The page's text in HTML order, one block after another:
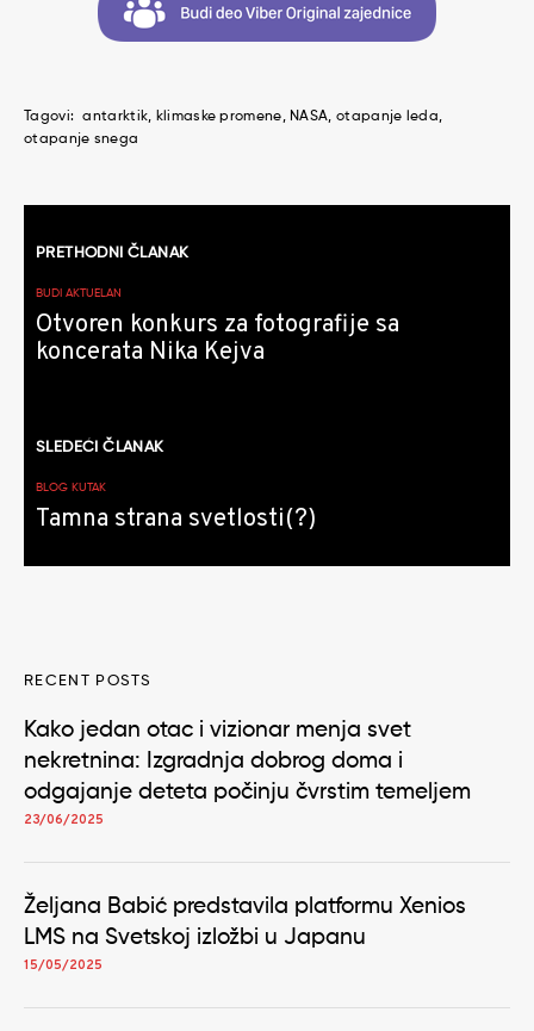
Tagovi: antarktik klimaske promene NASA otapanje leda
otapanje snega
članaka
PRETHODNI ČLANAK
BUDI AKTUELAN
Otvoren konkurs za fotografije sa
koncerata Nika Kejva
SLEDEĆI ČLANAK
BLOG KUTAK
Tamna strana svetlosti(?)
RECENT POSTS
Kako jedan otac i vizionar menja svet
nekretnina: Izgradnja dobrog doma i
odgajanje deteta počinju čvrstim temeljem
23/06/2025
Željana Babić predstavila platformu Xenios
LMS na Svetskoj izložbi u Japanu
15/05/2025